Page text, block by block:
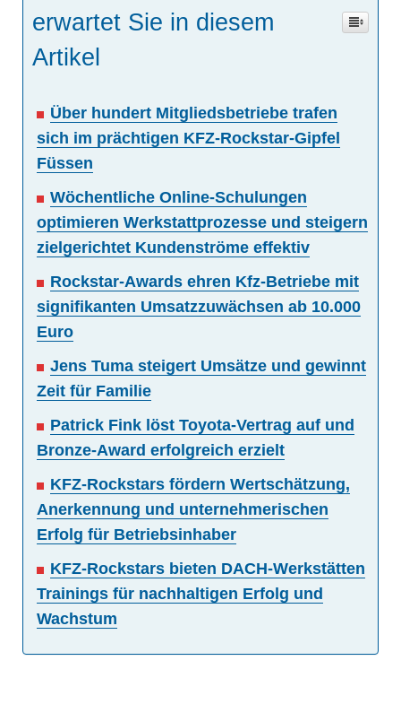
erwartet Sie in diesem
Artikel
Über hundert Mitgliedsbetriebe trafen
sich im prächtigen KFZ-Rockstar-Gipfel
Füssen
Wöchentliche Online-Schulungen
optimieren Werkstattprozesse und steigern
zielgerichtet Kundenströme effektiv
Rockstar-Awards ehren Kfz-Betriebe mit
signifikanten Umsatzzuwächsen ab 10.000
Euro
Jens Tuma steigert Umsätze und gewinnt
Zeit für Familie
Patrick Fink löst Toyota-Vertrag auf und
Bronze-Award erfolgreich erzielt
KFZ-Rockstars fördern Wertschätzung,
Anerkennung und unternehmerischen
Erfolg für Betriebsinhaber
KFZ-Rockstars bieten DACH-Werkstätten
Trainings für nachhaltigen Erfolg und
Wachstum